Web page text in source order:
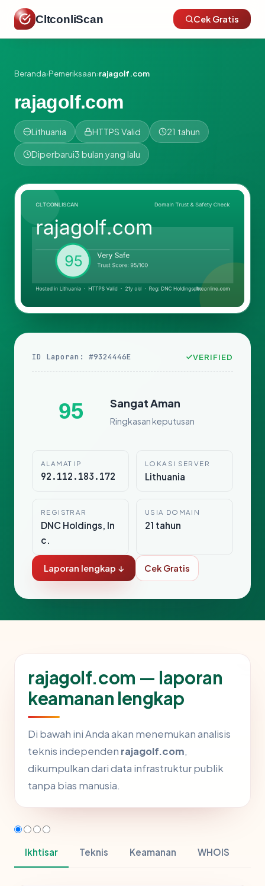
CltconliScan Cek Gratis
Beranda›Pemeriksaan›rajagolf.com
rajagolf.com
Lithuania HTTPS Valid 21 tahun
Diperbarui3 bulan yang lalu
ID Laporan: #9324446E VERIFIED
95 Sangat Aman
Ringkasan keputusan
ALAMAT IP
92.112.183.172
LOKASI SERVER
Lithuania
REGISTRAR
DNC Holdings, In
c.
USIA DOMAIN
21 tahun
Laporan lengkap ↓ Cek Gratis
rajagolf.com — laporan
keamanan lengkap
Di bawah ini Anda akan menemukan analisis
teknis independen rajagolf.com,
dikumpulkan dari data infrastruktur publik
tanpa bias manusia.
Ikhtisar Teknis Keamanan WHOIS